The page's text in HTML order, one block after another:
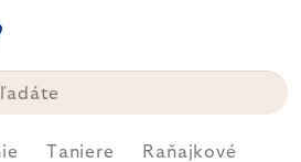
Taniere Raňajkové